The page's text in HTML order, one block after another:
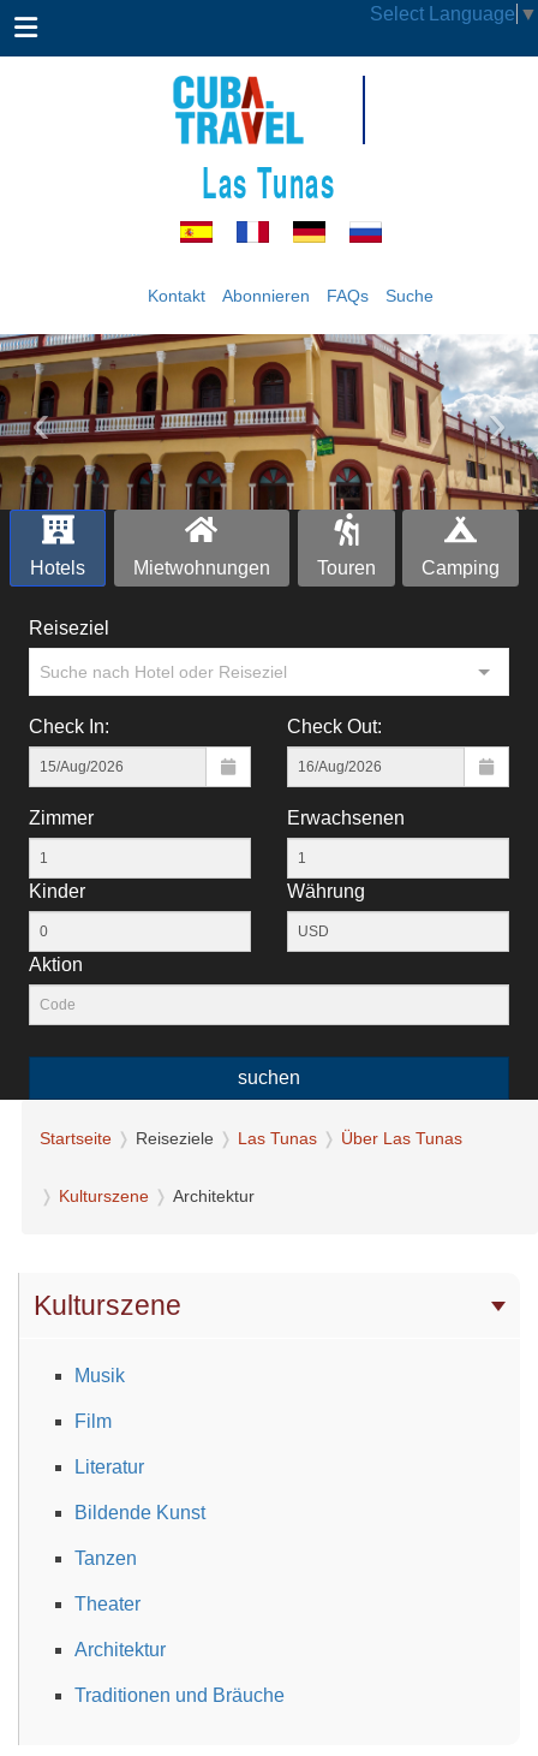
Select Language ▼
Las Tunas
Kontakt Abonnieren FAQs Suche
‹ ›
Hotels Mietwohnungen Touren Camping
Reiseziel
Suche nach Hotel oder Reiseziel
Check In: Check Out:
Zimmer Erwachsenen
Kinder Währung
Aktion
suchen
Startseite Reiseziele Las Tunas Über Las Tunas
Kulturszene Architektur
Kulturszene
Musik
Film
Literatur
Bildende Kunst
Tanzen
Theater
Architektur
Traditionen und Bräuche